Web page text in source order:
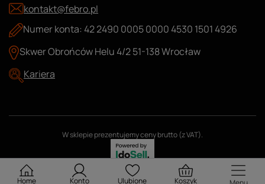
kontakt@febro.pl
Numer konta: 42 2490 0005 0000 4530 1501 4926
Skwer Obrońców Helu 4/2 51-138 Wrocław
Kariera
W sklepie prezentujemy ceny brutto (z VAT).
Home Konto Ulubione Koszyk